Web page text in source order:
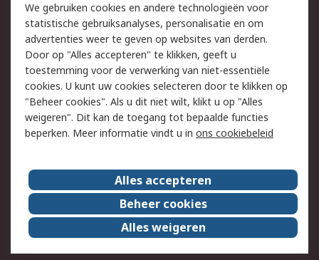
Track & Trace
Wettelijk
Cookiebeleid
Email veiligheid
Privacybeleid
Websitevoorwaarden
Algemene
verkoopvoorwaarden
Over RS
RS Group
Over ons
RS wereldwijd
Werken bij RS
ESG
We gebruiken cookies en andere technologieën voor
statistische gebruiksanalyses, personalisatie en om
advertenties weer te geven op websites van derden.
Door op "Alles accepteren" te klikken, geeft u
toestemming voor de verwerking van niet-essentiële
cookies. U kunt uw cookies selecteren door te klikken op
"Beheer cookies". Als u dit niet wilt, klikt u op "Alles
weigeren". Dit kan de toegang tot bepaalde functies
beperken. Meer informatie vindt u in ons cookiebeleid
Alles accepteren
Beheer cookies
Alles weigeren